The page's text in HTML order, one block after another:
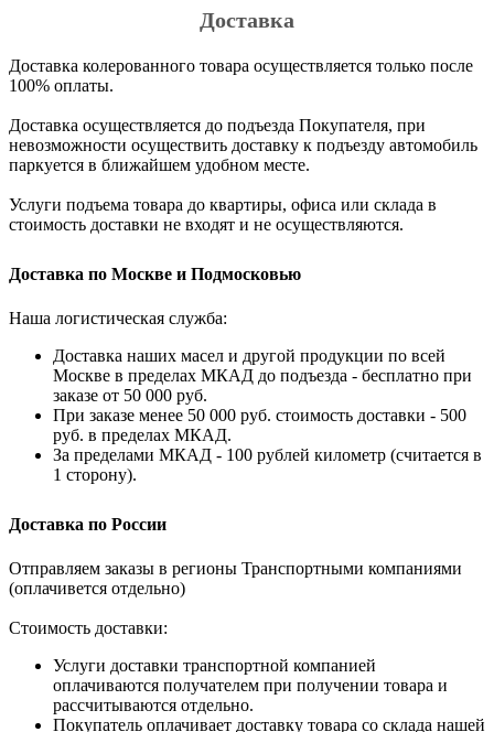
Доставка
Доставка колерованного товара осуществляется только после
100% оплаты.
Доставка осуществляется до подъезда Покупателя, при
невозможности осуществить доставку к подъезду автомобиль
паркуется в ближайшем удобном месте.
Услуги подъема товара до квартиры, офиса или склада в
стоимость доставки не входят и не осуществляются.
Доставка по Москве и Подмосковью
Наша логистическая служба:
Доставка наших масел и другой продукции по всей
Москве в пределах МКАД до подъезда - бесплатно при
заказе от 50 000 руб.
При заказе менее 50 000 руб. стоимость доставки - 500
руб. в пределах МКАД.
За пределами МКАД - 100 рублей километр (считается в
1 сторону).
Доставка по России
Отправляем заказы в регионы Транспортными компаниями
(оплачивется отдельно)
Стоимость доставки:
Услуги доставки транспортной компанией
оплачиваются получателем при получении товара и
рассчитываются отдельно.
Покупатель оплачивает доставку товара со склада нашей